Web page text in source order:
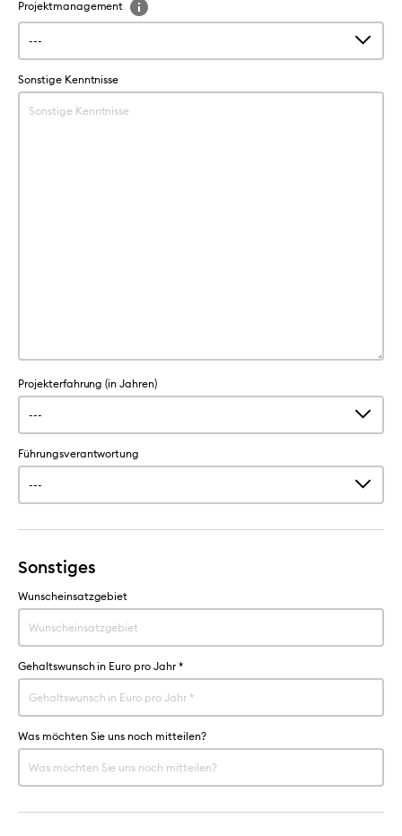
Projektmanagement
Sonstige Kenntnisse
Projekterfahrung (in Jahren)
Führungsverantwortung
Sonstiges
Wunscheinsatzgebiet
Gehaltswunsch in Euro pro Jahr*
Was möchten Sie uns noch mitteilen?